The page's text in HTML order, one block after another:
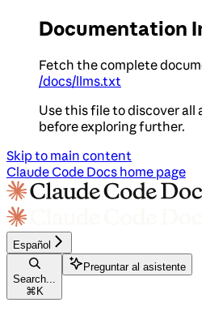
Documentation
Fetch the complete
/docs/llms.txt
Use this file to discover all
before exploring further.
Skip to main content
Claude Code Docs home page
Español
Search...
⌘ K
Preguntar al asistente